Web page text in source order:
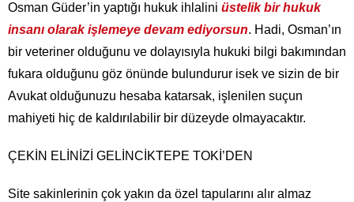
Osman Güder’in yaptığı hukuk ihlalini üstelik bir hukuk
insanı olarak işlemeye devam ediyorsun. Hadi, Osman’ın
bir veteriner olduğunu ve dolayısıyla hukuki bilgi bakımından
fukara olduğunu göz önünde bulundurur isek ve sizin de bir
Avukat olduğunuzu hesaba katarsak, işlenilen suçun
mahiyeti hiç de kaldırılabilir bir düzeyde olmayacaktır.
ÇEKİN ELİNİZİ GELİNCİKTEPE TOKİ’DEN
Site sakinlerinin çok yakın da özel tapularını alır almaz